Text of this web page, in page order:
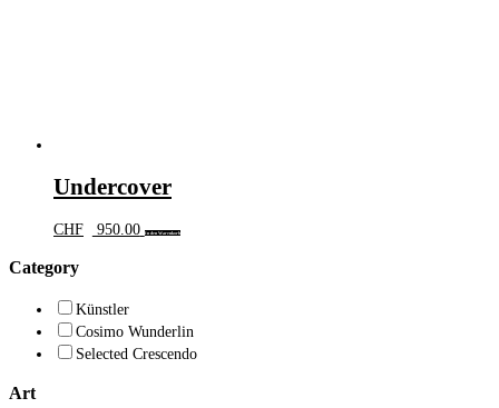
Undercover
CHF 950.00 In den Warenkorb
Category
Künstler
Cosimo Wunderlin
Selected Crescendo
Art